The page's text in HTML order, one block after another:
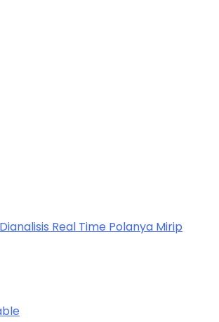
Real Time Polanya Mirip